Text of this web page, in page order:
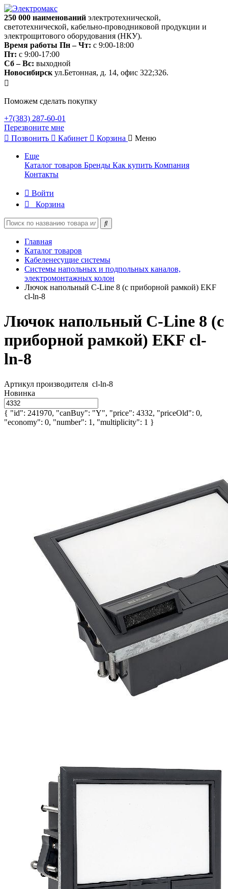
250 000 наименований электротехнической,
светотехнической, кабельно-проводниковой продукции и
электрощитового оборудования (НКУ).
Время работы Пн – Чт: с 9:00-18:00
Пт: с 9:00-17:00
Сб – Вс: выходной
Новосибирск ул.Бетонная, д. 14, офис 322;326.
Поможем сделать покупку
+7(383) 287-60-01
Перезвоните мне
Позвонить
Кабинет Корзина Меню
Еще
Каталог товаров Бренды Как купить Компания
Контакты
Войти
Корзина
Главная
Каталог товаров
Кабеленесущие системы
Системы напольных и подпольных каналов,
электромонтажных колон
Лючок напольный C-Line 8 (с приборной рамкой) EKF
cl-ln-8
Лючок напольный C-Line 8 (с
приборной рамкой) EKF cl-
ln-8
Артикул производителя cl-ln-8
Новинка
{ "id": 241970, "canBuy": "Y", "price": 4332, "priceOld": 0,
"economy": 0, "number": 1, "multiplicity": 1 }